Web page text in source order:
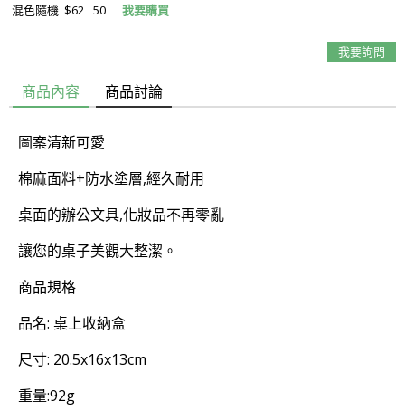
混色隨機 $62 50 我要購買
我要詢問
商品內容 商品討論
圖案清新可愛
棉麻面料+防水塗層,經久耐用
桌面的辦公文具,化妝品不再零亂
讓您的桌子美觀大整潔。
商品規格
品名: 桌上收納盒
尺寸: 20.5x16x13cm
重量:92g